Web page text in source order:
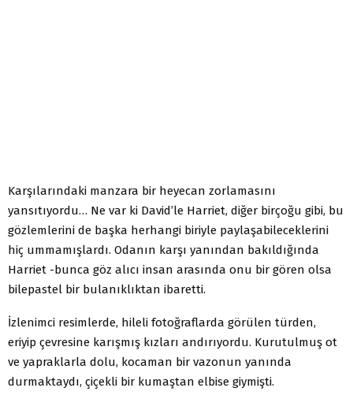
Karşılarındaki manzara bir heyecan zorlamasını
yansıtıyordu… Ne var ki David’le Harriet, diğer birçoğu gibi, bu
gözlemlerini de başka herhangi biriyle paylaşabileceklerini
hiç ummamışlardı. Odanın karşı yanından bakıldığında
Harriet -bunca göz alıcı insan arasında onu bir gören olsa
bilepastel bir bulanıklıktan ibaretti.
İzlenimci resimlerde, hileli fotoğraflarda görülen türden,
eriyip çevresine karışmış kızları andırıyordu. Kurutulmuş ot
ve yapraklarla dolu, kocaman bir vazonun yanında
durmaktaydı, çiçekli bir kumaştan elbise giymişti.